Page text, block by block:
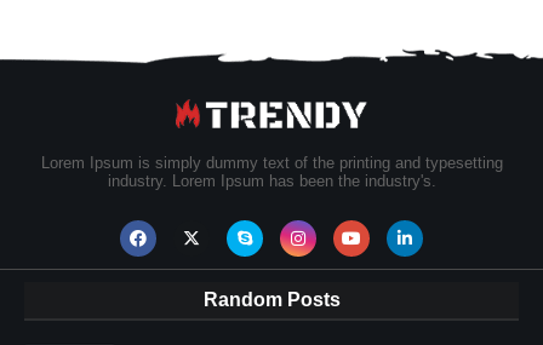
Lorem Ipsum is simply dummy text of the printing and typesetting
industry. Lorem Ipsum has been the industry's.
Random Posts